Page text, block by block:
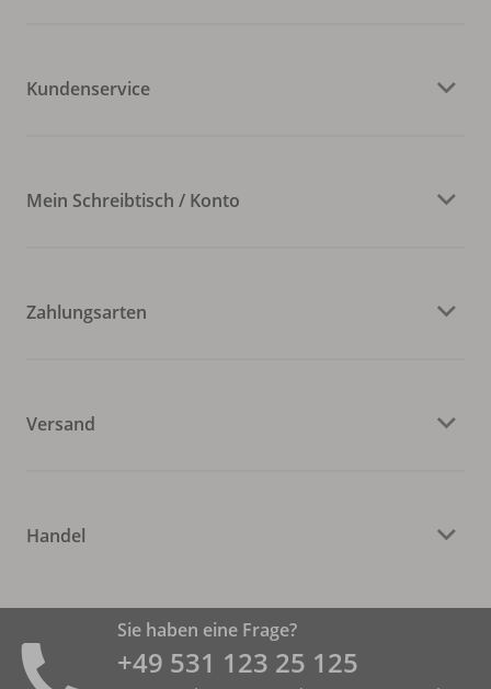
Kundenservice
Mein Schreibtisch / Konto
Zahlungsarten
Versand
Handel
Sie haben eine Frage?
+49 531 ­123 25 125